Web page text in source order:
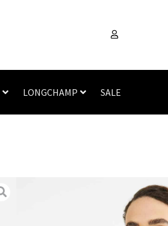
LONGCHAMP SALE
Vestimenta/